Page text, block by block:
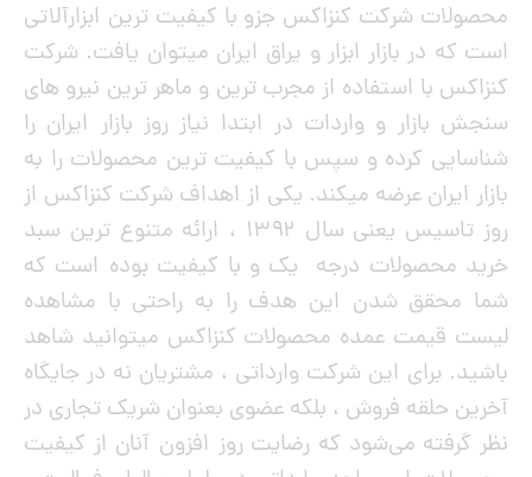
محصولات شرکت کنزاکس جزو با کیفیت ترین ابزارآلاتی
است که در بازار ابزار و یراق ایران میتوان یافت. شرکت
کنزاکس با استفاده از مجرب ترین و ماهر ترین نیرو های
سنجش بازار و واردات در ابتدا نیاز روز بازار ایران را
شناسایی کرده و سپس با کیفیت ترین محصولات را به
بازار ایران عرضه میکند. یکی از اهداف شرکت کنزاکس از
روز تاسیس یعنی سال ۱۳۹۲ ، ارائه متنوع ترین سبد
خرید محصولات درجه یک و با کیفیت بوده است که
شما محقق شدن این هدف را به راحتی با مشاهده
لیست قیمت عمده محصولات کنزاکس میتوانید شاهد
باشید. برای این شرکت وارداتی ، مشتریان نه در جایگاه
آخرین حلقه فروش ، بلکه عضوی بعنوان شریک تجاری در
نظر گرفته می‌شود که رضایت روز افزون آنان از کیفیت